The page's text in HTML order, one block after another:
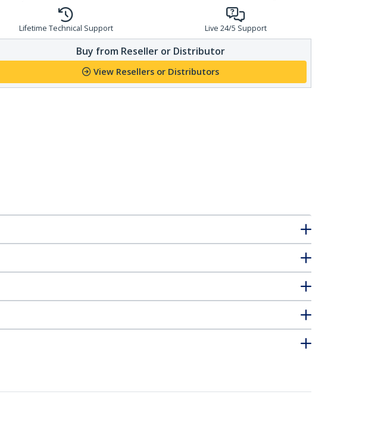
Lifetime Technical Support Live 24/5 Support
Buy from Reseller or Distributor
View Resellers or Distributors